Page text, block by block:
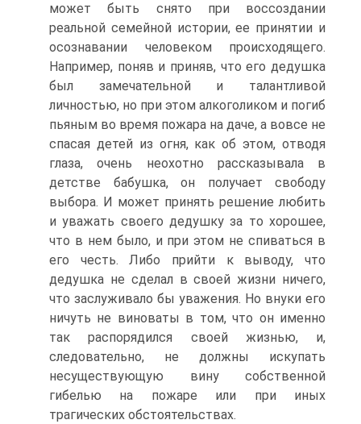
может быть снято при воссоздании
реальной семейной истории, ее принятии и
осознавании человеком происходящего.
Например, поняв и приняв, что его дедушка
был замечательной и талантливой
личностью, но при этом алкоголиком и погиб
пьяным во время пожара на даче, а вовсе не
спасая детей из огня, как об этом, отводя
глаза, очень неохотно рассказывала в
детстве бабушка, он получает свободу
выбора. И может принять решение любить
и уважать своего дедушку за то хорошее,
что в нем было, и при этом не спиваться в
его честь. Либо прийти к выводу, что
дедушка не сделал в своей жизни ничего,
что заслуживало бы уважения. Но внуки его
ничуть не виноваты в том, что он именно
так распорядился своей жизнью, и,
следовательно, не должны искупать
несуществующую вину собственной
гибелью на пожаре или при иных
трагических обстоятельствах.